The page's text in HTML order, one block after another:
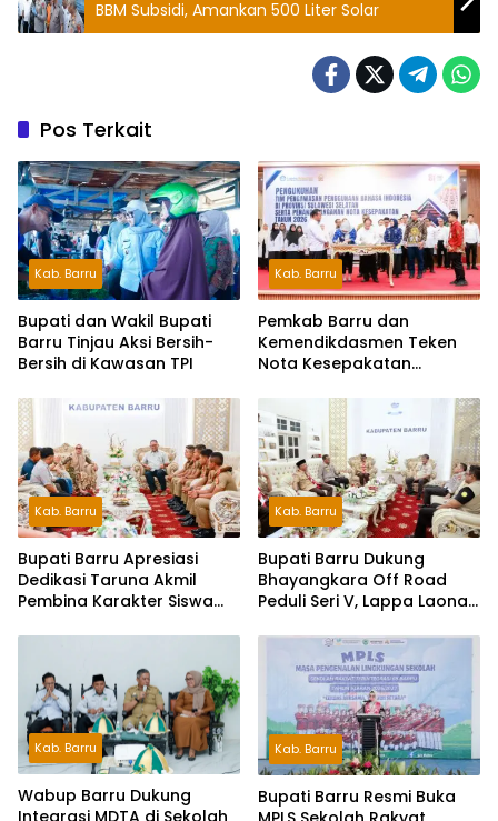
BBM Subsidi, Amankan 500 Liter Solar
Pos Terkait
Kab. Barru
Bupati dan Wakil Bupati
Barru Tinjau Aksi Bersih-
Bersih di Kawasan TPI
Kab. Barru
Pemkab Barru dan
Kemendikdasmen Teken
Nota Kesepakatan
Indonesia dan Bahasa
Daerah
Kab. Barru
Bupati Barru Apresiasi
Dedikasi Taruna Akmil
Pembina Karakter Siswa
Kab. Barru
Bupati Barru Dukung
Bhayangkara Off Road
Peduli Seri V, Lappa Laona
Peserta
Kab. Barru
Wabup Barru Dukung
Kab. Barru
Bupati Barru Resmi Buka